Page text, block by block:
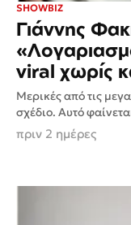
SHOWBIZ
Γιάννης
viral χωρίς
Μερικές από τις
σχέδιο. Αυτό
της Κατερίνας
δημιουργός του...
πριν 2 ημέρες